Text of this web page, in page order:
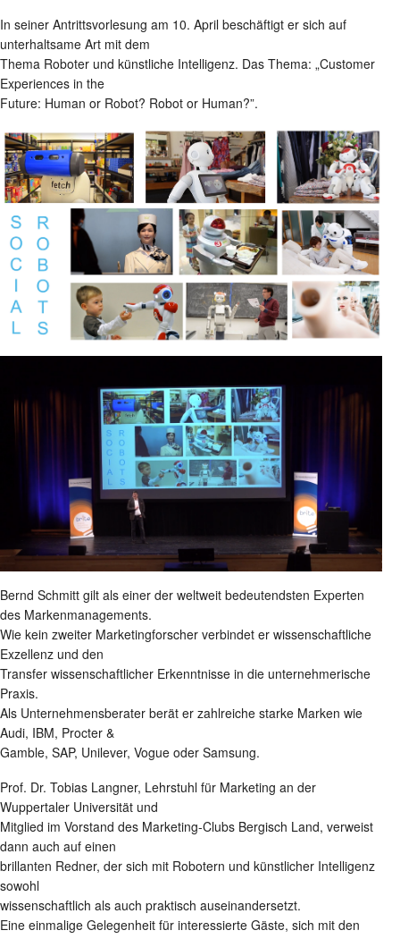
In seiner Antrittsvorlesung am 10. April beschäftigt er sich auf
unterhaltsame Art mit dem
Thema Roboter und künstliche Intelligenz. Das Thema: „Customer
Experiences in the
Future: Human or Robot? Robot or Human?”.
Bernd Schmitt gilt als einer der weltweit bedeutendsten Experten
des Markenmanagements.
Wie kein zweiter Marketingforscher verbindet er wissenschaftliche
Exzellenz und den
Transfer wissenschaftlicher Erkenntnisse in die unternehmerische
Praxis.
Als Unternehmensberater berät er zahlreiche starke Marken wie
Audi, IBM, Procter &
Gamble, SAP, Unilever, Vogue oder Samsung.
Prof. Dr. Tobias Langner, Lehrstuhl für Marketing an der
Wuppertaler Universität und
Mitglied im Vorstand des Marketing-Clubs Bergisch Land, verweist
dann auch auf einen
brillanten Redner, der sich mit Robotern und künstlicher Intelligenz
sowohl
wissenschaftlich als auch praktisch auseinandersetzt.
Eine einmalige Gelegenheit für interessierte Gäste, sich mit den